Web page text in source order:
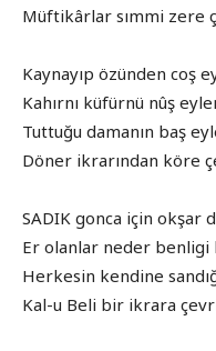
Müftikârlar sımmi zere
Kaynayıp özünden coş
Kahırnı küfürnü nûş
Tuttuğu damanın baş
Döner ikrarından köre
SADIK gonca için okşar
Er olanlar neder benligi
Herkesin kendine
Kal-u Beli bir ikrara